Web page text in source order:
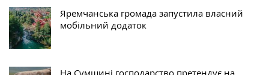
Яремчанська громада запустила власний
мобільний додаток
На Сумщині господарство претендує на